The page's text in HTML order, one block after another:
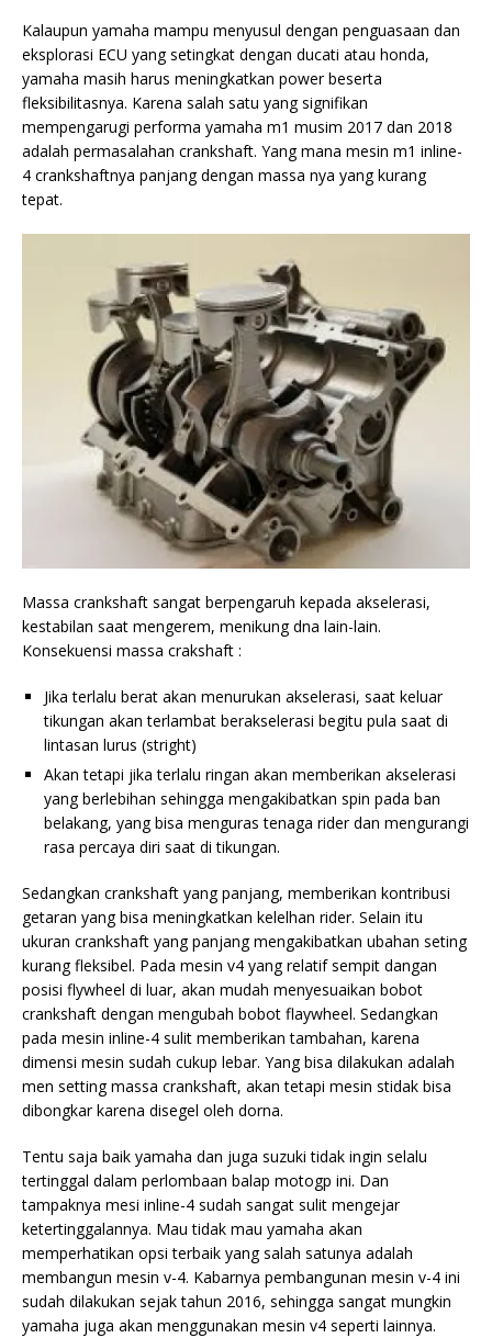
Kalaupun yamaha mampu menyusul dengan penguasaan dan
eksplorasi ECU yang setingkat dengan ducati atau honda,
yamaha masih harus meningkatkan power beserta
fleksibilitasnya. Karena salah satu yang signifikan
mempengarugi performa yamaha m1 musim 2017 dan 2018
adalah permasalahan crankshaft. Yang mana mesin m1 inline-
4 crankshaftnya panjang dengan massa nya yang kurang
tepat.
Massa crankshaft sangat berpengaruh kepada akselerasi,
kestabilan saat mengerem, menikung dna lain-lain.
Konsekuensi massa crakshaft :
Jika terlalu berat akan menurukan akselerasi, saat keluar
tikungan akan terlambat berakselerasi begitu pula saat di
lintasan lurus (stright)
Akan tetapi jika terlalu ringan akan memberikan akselerasi
yang berlebihan sehingga mengakibatkan spin pada ban
belakang, yang bisa menguras tenaga rider dan mengurangi
rasa percaya diri saat di tikungan.
Sedangkan crankshaft yang panjang, memberikan kontribusi
getaran yang bisa meningkatkan kelelhan rider. Selain itu
ukuran crankshaft yang panjang mengakibatkan ubahan seting
kurang fleksibel. Pada mesin v4 yang relatif sempit dangan
posisi flywheel di luar, akan mudah menyesuaikan bobot
crankshaft dengan mengubah bobot flaywheel. Sedangkan
pada mesin inline-4 sulit memberikan tambahan, karena
dimensi mesin sudah cukup lebar. Yang bisa dilakukan adalah
men setting massa crankshaft, akan tetapi mesin stidak bisa
dibongkar karena disegel oleh dorna.
Tentu saja baik yamaha dan juga suzuki tidak ingin selalu
tertinggal dalam perlombaan balap motogp ini. Dan
tampaknya mesi inline-4 sudah sangat sulit mengejar
ketertinggalannya. Mau tidak mau yamaha akan
memperhatikan opsi terbaik yang salah satunya adalah
membangun mesin v-4. Kabarnya pembangunan mesin v-4 ini
sudah dilakukan sejak tahun 2016, sehingga sangat mungkin
yamaha juga akan menggunakan mesin v4 seperti lainnya.